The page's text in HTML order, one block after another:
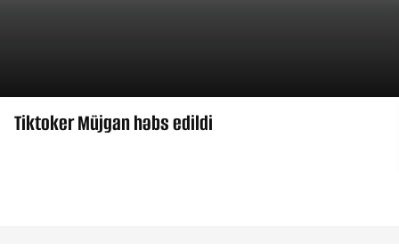
Tiktoker Müjgan həbs edildi